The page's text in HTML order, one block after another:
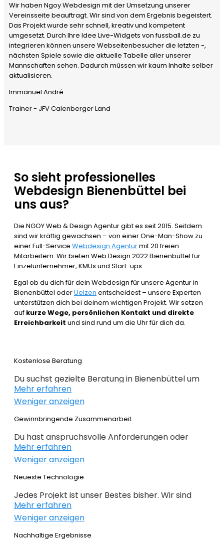
Wir haben Ngoy Webdesign mit der Umsetzung unserer
Vereinsseite beauftragt. Wir sind von dem Ergebnis begeistert.
Das Projekt wurde sehr schnell, kreativ und kompetent
umgesetzt. Durch Ihre Idee Live-Widgets von fussball.de zu
integrieren können unsere Webseitenbesucher die letzten -,
nächsten Spiele sowie die aktuelle Tabelle aller unserer
Mannschaften sehen. Dadurch müssen wir kaum Inhalte selber
aktualisieren.
Immanuel André
Trainer - JFV Calenberger Land
So sieht professionelles
Webdesign Bienenbüttel bei
uns aus?
Die NGOY Web & Design Agentur gibt es seit 2015. Seitdem
sind wir kräftig gewachsen – von einer One-Man-Show zu
einer Full-Service Webdesign Agenturmit 20 freien
Mitarbeitern. Wir bieten Web Design 2022 Bienenbüttel für
Einzelunternehmer, KMUs und Start-ups.
Egal ob du dich für dein Webdesign für unsere Agentur in
Bienenbüttel oderUelzen entscheidest – unsere Experten
unterstützen dich bei deinem wichtigen Projekt. Wir setzen
auf kurze Wege, persönlichen Kontakt und direkte
Erreichbarkeit und sind rund um die Uhr für dich da.
Kostenlose Beratung
Du suchst gezielte Beratung in Bienenbüttel um
erfolgreich im Webdesign 2022 zu sein. Wir
beraten dich kostenlos und individuell zu
Webdesign, E-Commerce,
was mit Internet zu tun hat. Du weißt noch nicht
genau wo du bei deiner Online Präsenz anfangen
sollst oder wie es weitergeht, dann bist du genau
bei derrichtigen Agentur
gebracht – nichts unnötiges!
Mehr erfahren
Weniger anzeigen
Gewinnbringende Zusammenarbeit
Du hast anspruchsvolle Anforderungen oder
Ideen und du hast genaue Ziele definiert, die du
erreichen willst? Gemeinsam mit dir planen,
konzipieren und realieren wir dein Projekt. Beim
dem Zufall. Keine intransparente Planung – nur
gewinnbringende Lösungen. Profitieren Sie von
unserer langjährigen Erfahrung!
Mehr erfahren
Weniger anzeigen
Neueste Technologie
Jedes Projekt ist unser Bestes bisher. Wir sind
immer auf der Suche nach noch besseren
Lösungen für deine geschäftlichen
Anforderungen. Das richtige CMS ermöglicht
Mehr erfahren
Weniger anzeigen
Nachhaltige Ergebnisse